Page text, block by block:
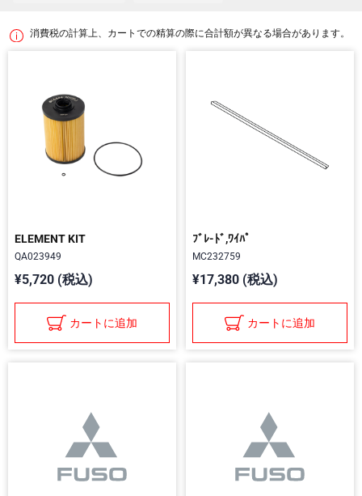
消費税の計算上、カートでの精算の際に合計額が異なる場合があります。
ELEMENT KIT
QA023949
¥5,720 (税込)
カートに追加
ﾌﾞﾚ-ﾄﾞ,ﾜｲﾊﾟ
MC232759
¥17,380 (税込)
カートに追加